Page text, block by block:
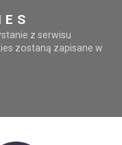
z serwisu
zostaną zapisane w